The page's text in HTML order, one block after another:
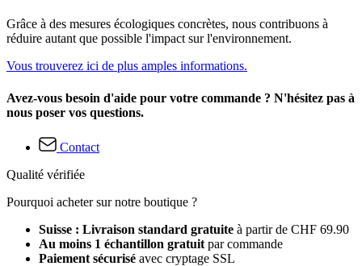
Grâce à des mesures écologiques concrètes, nous contribuons à
réduire autant que possible l'impact sur l'environnement.
Vous trouverez ici de plus amples informations.
Avez-vous besoin d'aide pour votre commande ? N'hésitez pas à
nous poser vos questions.
Contact
Qualité vérifiée
Pourquoi acheter sur notre boutique ?
Suisse : Livraison standard gratuite à partir de CHF 69.90
Au moins 1 échantillon gratuit par commande
Paiement sécurisé avec cryptage SSL